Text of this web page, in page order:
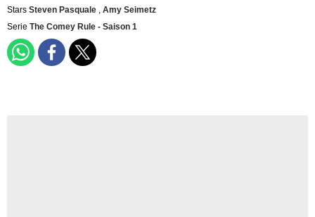
Stars Steven Pasquale , Amy Seimetz
Serie The Comey Rule - Saison 1